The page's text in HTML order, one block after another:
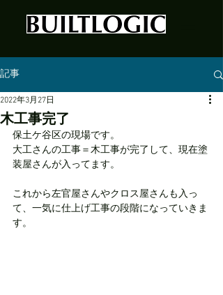
記事
木工事完了
2022年3月27日
保土ケ谷区の現場です。
大工さんの工事＝木工事が完了して、現在塗
装屋さんが入ってます。
これから左官屋さんやクロス屋さんも入っ
て、一気に仕上げ工事の段階になっていきま
す。